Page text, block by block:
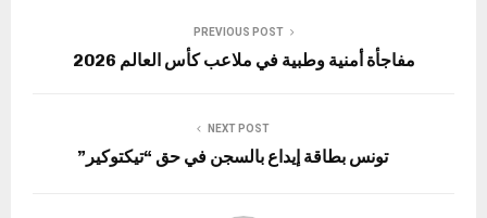
PREVIOUS POST
مفاجأة أمنية وطبية في ملاعب كأس العالم 2026
NEXT POST
تونس بطاقة إيداع بالسجن في حق “تيكتوكير”